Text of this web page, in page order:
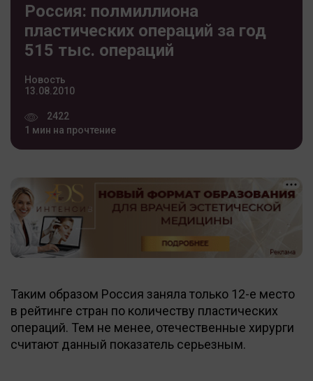
Россия: полмиллиона
пластических операций за год
515 тыс. операций
Новость
13.08.2010
2422
1 мин на прочтение
Таким образом Россия заняла только 12-е место
в рейтинге стран по количеству пластических
операций. Тем не менее, отечественные хирурги
считают данный показатель серьезным.